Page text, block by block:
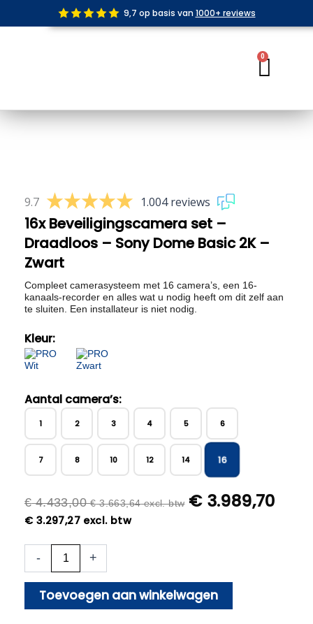
de
9,7 op basis van 1000+ reviews
0
9.7 1.004 reviews
16x Beveiligingscamera set –
Draadloos – Sony Dome Basic 2K –
Zwart
Compleet camerasysteem met 16 camera’s, een 16-
kanaals-recorder en alles wat u nodig heeft om dit zelf aan
te sluiten. Een installateur is niet nodig.
Kleur:
Aantal camera’s:
1 2 3 4 5 6
7 8 10 12 14 16
€4.433,00 €3.663,64excl. btw €3.989,70
€3.297,27 excl. btw
-
Beveiligingscamera
Draadloos
+
Toevoegen aan winkelwagen